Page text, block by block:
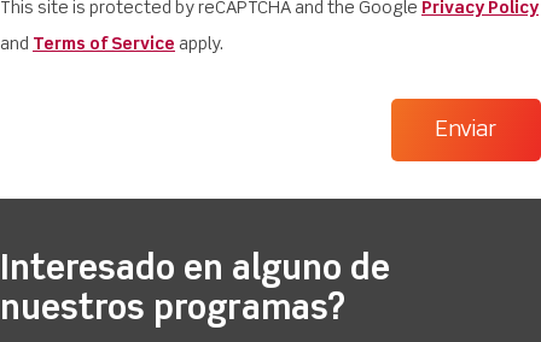
This site is protected by reCAPTCHA and the Google Privacy Policy
and Terms of Service apply.
Interesado en alguno de
nuestros programas?